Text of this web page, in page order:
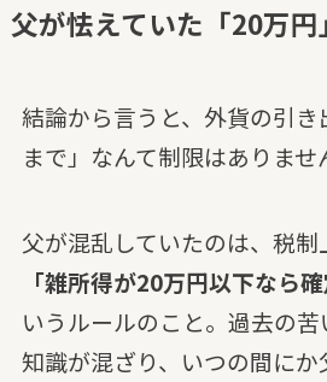
父が怯えていた「20万
結論から言うと、外貨の引き
まで」なんて制限はありませ
父が混乱していたのは、税制
「雑所得が20万円以下なら
いうルールのこと。過去の
知識が混ざり、いつの間に